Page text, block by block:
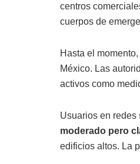
centros
cuerpos de
Hasta el momento,
México. Las
activos como
Usuarios en
moderado pero
edificios altos. La